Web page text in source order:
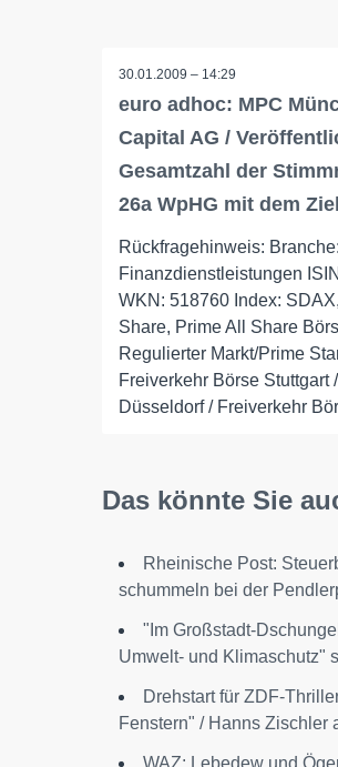
30.01.2009 – 14:29
euro adhoc: MPC
Capital AG /
Gesamtzahl der
26a WpHG mit dem
Rückfragehinweis: Branche:
Finanzdienstleistungen
WKN: 518760 Index:
Share, Prime All Share
Regulierter Markt/Prime
Freiverkehr Börse Stuttgart
Düsseldorf / Freiverkehr
Das könnte Sie
Rheinische Post:
schummeln bei der
"Im Großstadt-
Umwelt- und Klimaschutz"
Drehstart für ZDF-
Fenstern" / Hanns Zischler
WAZ: Lebedew und